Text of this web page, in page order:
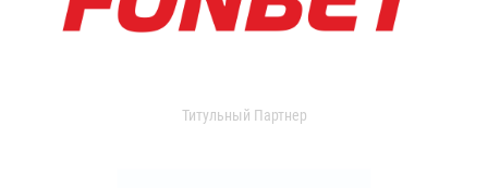
Титульный Партнер